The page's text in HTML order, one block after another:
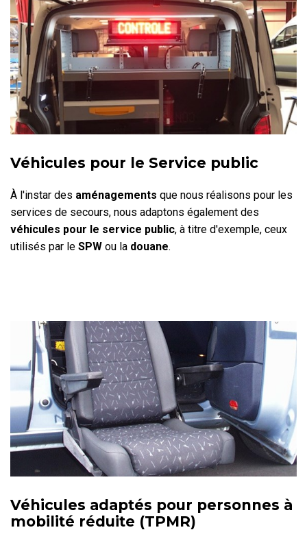
Véhicules pour le Service public
À l'instar des aménagements que nous réalisons pour les
services de secours, nous adaptons également des
véhicules pour le service public, à titre d'exemple, ceux
utilisés par le SPW ou la douane.
Véhicules adaptés pour personnes à
mobilité réduite (TPMR)